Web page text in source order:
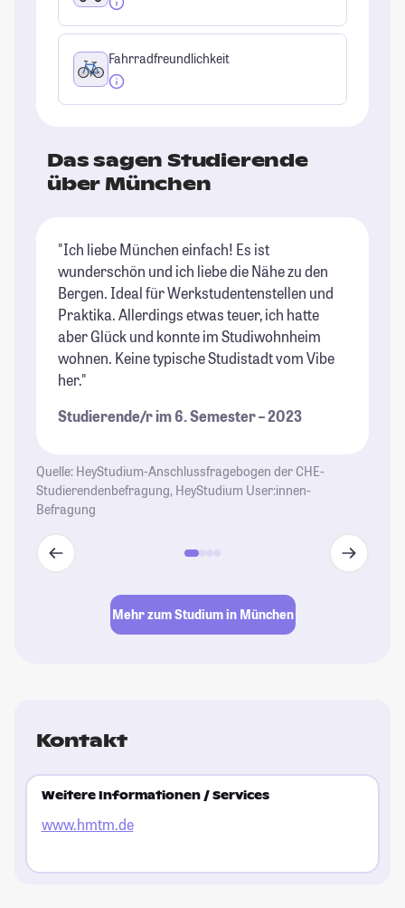
Fahrradfreundlichkeit
Das sagen Studierende
über München
"Ich liebe München einfach! Es ist
wunderschön und ich liebe die Nähe zu den
Bergen. Ideal für Werkstudentenstellen und
Praktika. Allerdings etwas teuer, ich hatte
aber Glück und konnte im Studiwohnheim
wohnen. Keine typische Studistadt vom Vibe
her."
Studierende/r im 6. Semester – 2023
Quelle: HeyStudium-Anschlussfragebogen der CHE-
Studierendenbefragung, HeyStudium User:innen-
Befragung
Mehr zum Studium in München
Kontakt
Weitere Informationen / Services
www.hmtm.de